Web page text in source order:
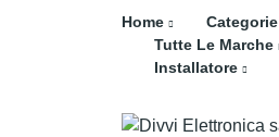
Home Categorie
Tutte Le Marche
Installatore